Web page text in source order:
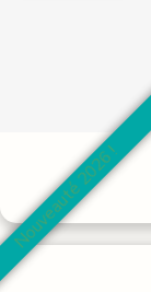
Nouveauté 2026 !